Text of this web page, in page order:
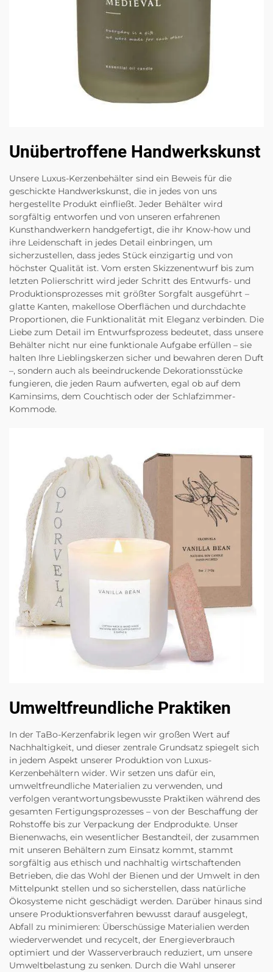
Unübertroffene Handwerkskunst
Unsere Luxus-Kerzenbehälter sind ein Beweis für die
geschickte Handwerkskunst, die in jedes von uns
hergestellte Produkt einfließt. Jeder Behälter wird
sorgfältig entworfen und von unseren erfahrenen
Kunsthandwerkern handgefertigt, die ihr Know-how und
ihre Leidenschaft in jedes Detail einbringen, um
sicherzustellen, dass jedes Stück einzigartig und von
höchster Qualität ist. Vom ersten Skizzenentwurf bis zum
letzten Polierschritt wird jeder Schritt des Entwurfs- und
Produktionsprozesses mit größter Sorgfalt ausgeführt –
glatte Kanten, makellose Oberflächen und durchdachte
Proportionen, die Funktionalität mit Eleganz verbinden. Die
Liebe zum Detail im Entwurfsprozess bedeutet, dass unsere
Behälter nicht nur eine funktionale Aufgabe erfüllen – sie
halten Ihre Lieblingskerzen sicher und bewahren deren Duft
–, sondern auch als beeindruckende Dekorationsstücke
fungieren, die jeden Raum aufwerten, egal ob auf dem
Kaminsims, dem Couchtisch oder der Schlafzimmer-
Kommode.
Umweltfreundliche Praktiken
In der TaBo-Kerzenfabrik legen wir großen Wert auf
Nachhaltigkeit, und dieser zentrale Grundsatz spiegelt sich
in jedem Aspekt unserer Produktion von Luxus-
Kerzenbehältern wider. Wir setzen uns dafür ein,
umweltfreundliche Materialien zu verwenden, und
verfolgen verantwortungsbewusste Praktiken während des
gesamten Fertigungsprozesses – von der Beschaffung der
Rohstoffe bis zur Verpackung der Endprodukte. Unser
Bienenwachs, ein wesentlicher Bestandteil, der zusammen
mit unseren Behältern zum Einsatz kommt, stammt
sorgfältig aus ethisch und nachhaltig wirtschaftenden
Betrieben, die das Wohl der Bienen und der Umwelt in den
Mittelpunkt stellen und so sicherstellen, dass natürliche
Ökosysteme nicht geschädigt werden. Darüber hinaus sind
unsere Produktionsverfahren bewusst darauf ausgelegt,
Abfall zu minimieren: Überschüssige Materialien werden
wiederverwendet und recycelt, der Energieverbrauch
optimiert und der Wasserverbrauch reduziert, um unsere
Umweltbelastung zu senken. Durch die Wahl unserer